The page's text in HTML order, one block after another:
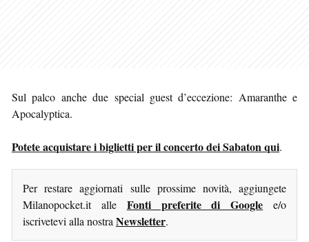
Sul palco anche due special guest d’eccezione: Amaranthe e
Apocalyptica.
Potete acquistare i biglietti per il concerto dei Sabaton qui.
Per restare aggiornati sulle prossime novità, aggiungete
Milanopocket.it alle Fonti preferite di Google e/o
iscrivetevi alla nostra Newsletter.